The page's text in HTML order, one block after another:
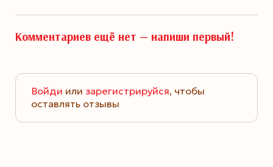
Комментариев ещё нет — напиши первый!
Войди или зарегистрируйся, чтобы
оставлять отзывы